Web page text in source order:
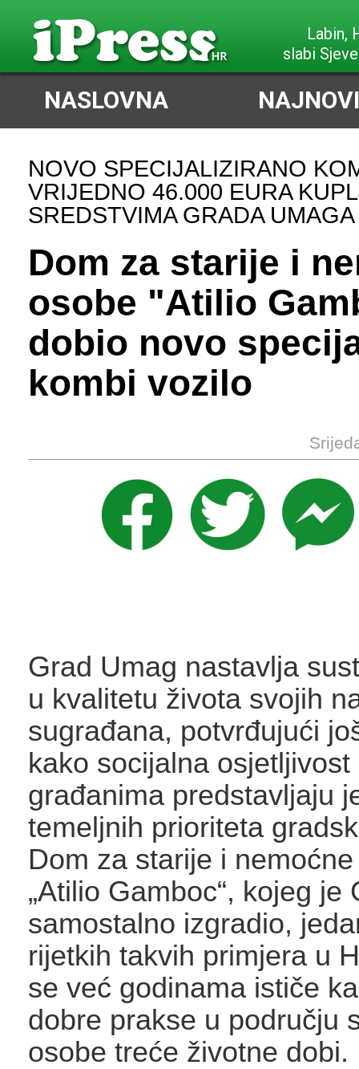
Labin,
slabi
NASLOVNA
NOVO SPECIJALIZIRANO
VRIJEDNO 46.000 EURA
SREDSTVIMA GRADA UMAGA
Dom za starije i
osobe "Atilio
dobio novo
kombi vozilo
Grad Umag nastavlja
u kvalitetu života svojih
sugrađana, potvrđujući
kako socijalna
građanima predstavljaju
temeljnih prioriteta
Dom za starije i
„Atilio Gamboc“, kojeg je
samostalno izgradio,
rijetkih takvih primjera u
se već godinama ističe
dobre prakse u području
osobe treće životne dobi.